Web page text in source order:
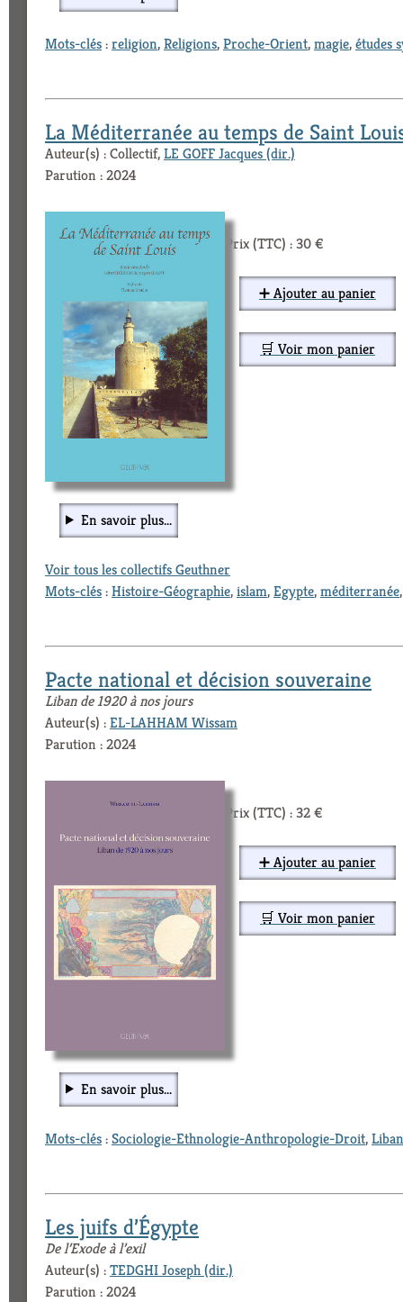
Mots-clés:religion,Religions,Proche-Orient,magie,études
La Méditerranée au temps de Saint
Auteur(s) : Collectif,LE GOFF Jacques (dir.)
Parution : 2024
Prix (TTC) : 30 €
➕ Ajouter au panier
🛒 Voir mon panier
En savoir plus...
Voir tous les collectifs Geuthner
Mots-clés:Histoire-Géographie,islam,Egypte,méditerranée
Pacte national et décision souveraine
Liban de 1920 à nos jours
Auteur(s) :EL-LAHHAM Wissam
Parution : 2024
Prix (TTC) : 32 €
➕ Ajouter au panier
🛒 Voir mon panier
En savoir plus...
Mots-clés:Sociologie-Ethnologie-Anthropologie-Droit,Liban
Les juifs d’Égypte
De l’Exode à l’exil
Auteur(s) :TEDGHI Joseph (dir.)
Parution : 2024